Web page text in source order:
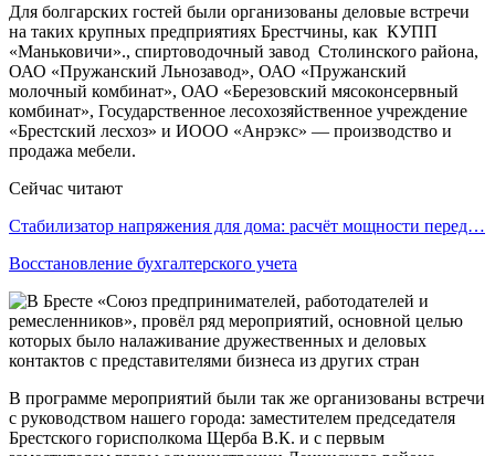
Для болгарских гостей были организованы деловые встречи
на таких крупных предприятиях Брестчины, как КУПП
«Маньковичи»., спиртоводочный завод Столинского района,
ОАО «Пружанский Льнозавод», ОАО «Пружанский
молочный комбинат», ОАО «Березовский мясоконсервный
комбинат», Государственное лесохозяйственное учреждение
«Брестский лесхоз» и ИООО «Анрэкс» — производство и
продажа мебели.
Сейчас читают
Стабилизатор напряжения для дома: расчёт мощности перед…
Восстановление бухгалтерского учета
В программе мероприятий были так же организованы встречи
с руководством нашего города: заместителем председателя
Брестского горисполкома Щерба В.К. и с первым